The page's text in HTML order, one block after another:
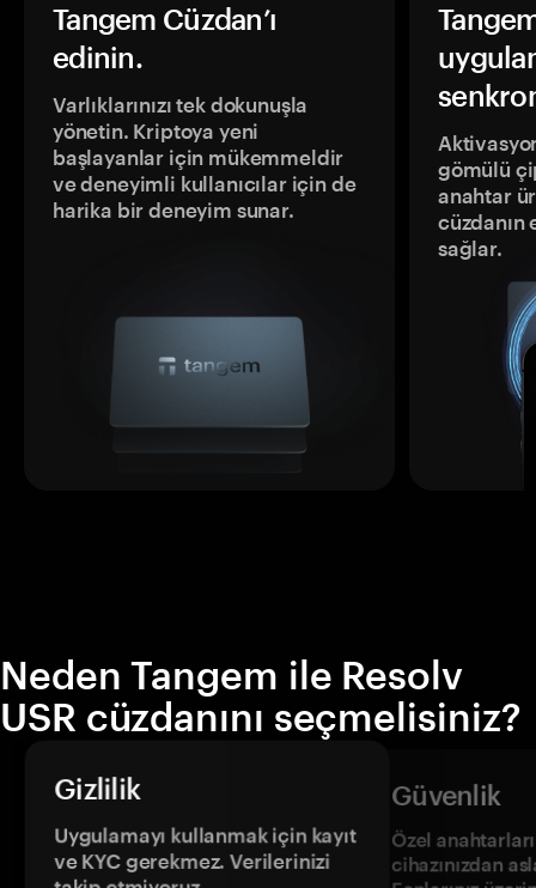
Tangem Cüzdan’ı
edinin.
Varlıklarınızı tek dokunuşla
yönetin. Kriptoya yeni
başlayanlar için mükemmeldir
ve deneyimli kullanıcılar için de
harika bir deneyim sunar.
gömülü
anahtar
sağlar.
Neden Tangem ile Resolv
USR cüzdanını seçmelisiniz?
Gizlilik
Uygulamayı kullanmak için kayıt
ve KYC gerekmez. Verilerinizi
Güvenlik
Özel
cihazınızdan